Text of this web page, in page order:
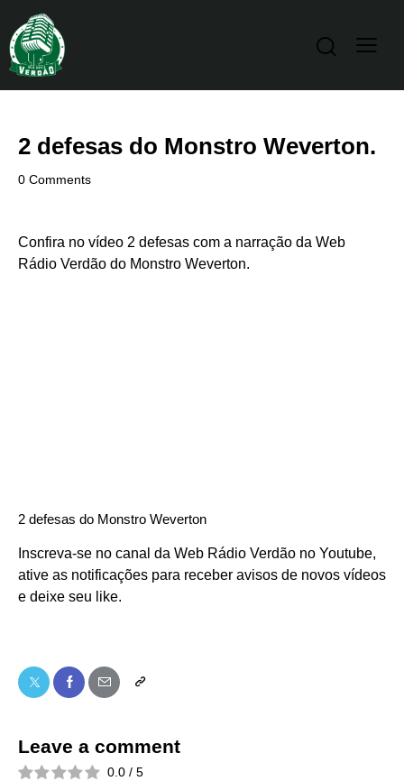
2 defesas do Monstro Weverton.
0 Comments
Confira no vídeo 2 defesas com a narração da Web
Rádio Verdão do Monstro Weverton.
2 defesas do Monstro Weverton
Inscreva-se no canal da Web Rádio Verdão no Youtube,
ative as notificações para receber avisos de novos vídeos
e deixe seu like.
Leave a comment
0.0 / 5